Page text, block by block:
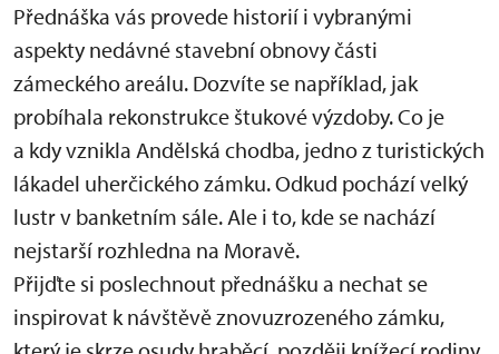
Přednáška vás provede historií i vybranými
aspekty nedávné stavební obnovy části
zámeckého areálu. Dozvíte se například, jak
probíhala rekonstrukce štukové výzdoby. Co je
a kdy vznikla Andělská chodba, jedno z turistických
lákadel uherčického zámku. Odkud pochází velký
lustr v banketním sále. Ale i to, kde se nachází
nejstarší rozhledna na Moravě.
Přijďte si poslechnout přednášku a nechat se
inspirovat k návštěvě znovuzrozeného zámku,